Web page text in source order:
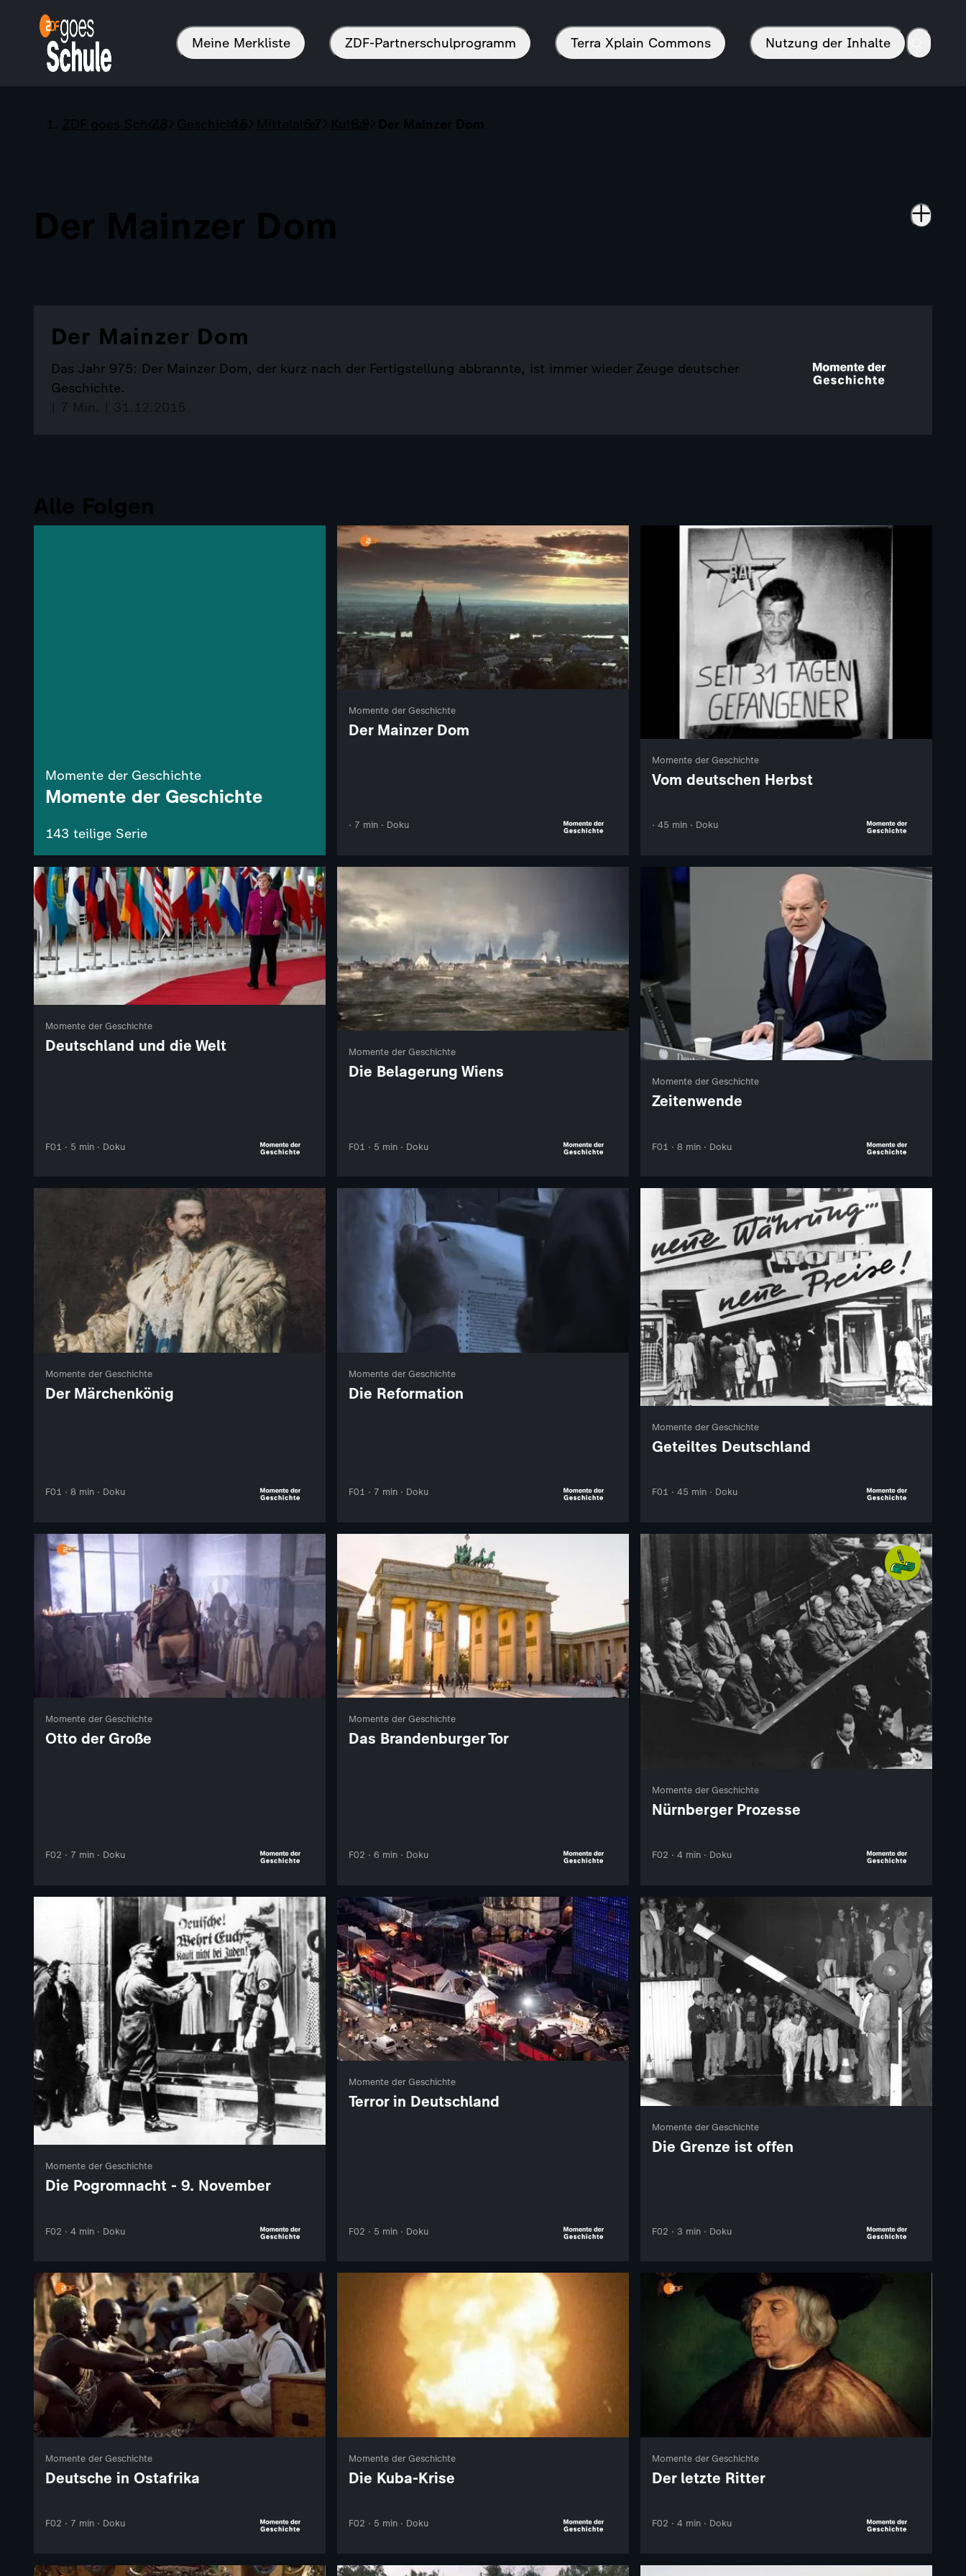
Meine Merkliste ZDF-Partnerschulprogramm Terra Xplain Commons Nutzung der Inhalte
ZDF goes Schule Geschichte Mittelalter Kultur Der Mainzer Dom
Der Mainzer Dom
Der Mainzer Dom
Das Jahr 975: Der Mainzer Dom, der kurz nach der Fertigstellung abbrannte, ist immer wieder Zeuge deutscher
Geschichte.
| 7 Min. | 31.12.2015
Alle Folgen
Momente der Geschichte
Momente der Geschichte
143 teilige Serie
Momente der Geschichte
Der Mainzer Dom
· 7 min · Doku
Momente der Geschichte
Vom deutschen Herbst
· 45 min · Doku
Momente der Geschichte
Deutschland und die Welt
F01 · 5 min · Doku
Momente der Geschichte
Die Belagerung Wiens
F01 · 5 min · Doku
Momente der Geschichte
Zeitenwende
F01 · 8 min · Doku
Momente der Geschichte
Der Märchenkönig
F01 · 8 min · Doku
Momente der Geschichte
Die Reformation
F01 · 7 min · Doku
Momente der Geschichte
Geteiltes Deutschland
F01 · 45 min · Doku
Momente der Geschichte
Otto der Große
F02 · 7 min · Doku
Momente der Geschichte
Das Brandenburger Tor
F02 · 6 min · Doku
Momente der Geschichte
Nürnberger Prozesse
F02 · 4 min · Doku
Momente der Geschichte
Die Pogromnacht - 9. November
F02 · 4 min · Doku
Momente der Geschichte
Terror in Deutschland
F02 · 5 min · Doku
Momente der Geschichte
Die Grenze ist offen
F02 · 3 min · Doku
Momente der Geschichte
Deutsche in Ostafrika
F02 · 7 min · Doku
Momente der Geschichte
Die Kuba-Krise
F02 · 5 min · Doku
Momente der Geschichte
Der letzte Ritter
F02 · 4 min · Doku